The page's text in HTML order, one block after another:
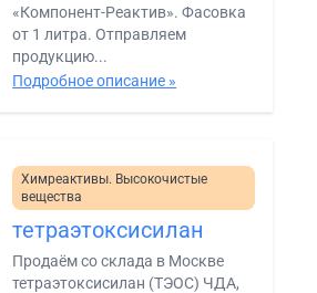
«Компонент-Реактив». Фасовка
от 1 литра. Отправляем
продукцию...
Подробное описание »
Химреактивы. Высокочистые
вещества
тетраэтоксисилан
Продаём со склада в Москве
тетраэтоксисилан (ТЭОС) ЧДА,